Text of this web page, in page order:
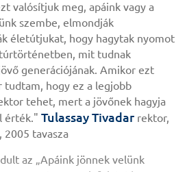
valósítjuk meg, apáink vagy a
szembe, elmondják
életútjukat, hogy hagytak nyomot
mit tudnak
generációjának. Amikor ezt
tudtam, hogy ez a legjobb
tehet, mert a jövőnek hagyja
érték." Tulassay Tivadar rektor,
2005 tavasza
az „Apáink jönnek velünk